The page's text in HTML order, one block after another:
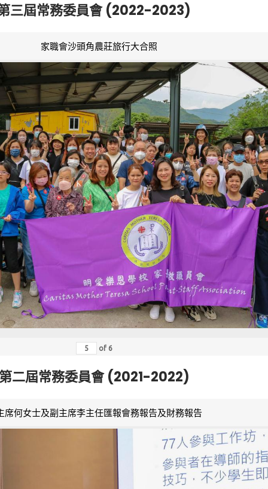
三屆常務委員會 (2022-2023)
家職會沙頭角農莊旅行大合照
of 6
二屆常務委員會 (2021-2022)
席何女士及副主席李主任匯報會務報告及財務報告